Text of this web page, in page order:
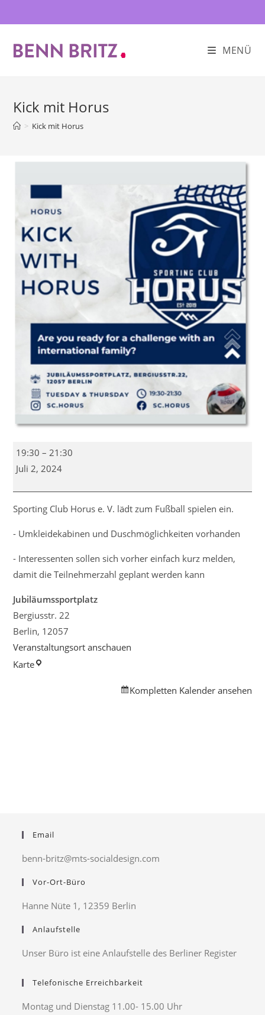
Inhalt
MENÜ
Kick mit Horus
> Kick mit Horus
Kick
mit
19:30 –21:30
Juli 2, 2024
Sporting Club Horus e. V. lädt zum Fußball spielen ein.
- Umkleidekabinen und Duschmöglichkeiten vorhanden
- Interessenten sollen sich vorher einfach kurz melden,
damit die Teilnehmerzahl geplant werden kann
Jubiläumssportplatz
Bergiusstr. 22
Berlin, 12057
Veranstaltungsort anschauen
KarteJubiläumssportplatz
Kompletten Kalender ansehen
Email
benn-britz@mts-socialdesign.com
Vor-Ort-Büro
Hanne Nüte 1, 12359 Berlin
Anlaufstelle
Unser Büro ist eine Anlaufstelle des Berliner Register
Telefonische Erreichbarkeit
Montag und Dienstag 11.00- 15.00 Uhr